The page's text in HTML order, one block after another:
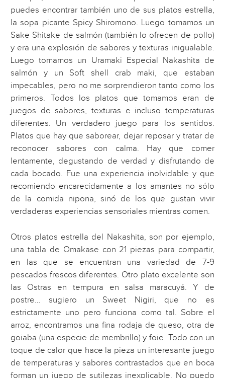
puedes encontrar también uno de sus platos estrella,
la sopa picante Spicy Shiromono. Luego tomamos un
Sake Shitake de salmón (también lo ofrecen de pollo)
y era una explosión de sabores y texturas inigualable.
Luego tomamos un Uramaki Especial Nakashita de
salmón y un Soft shell crab maki, que estaban
impecables, pero no me sorprendieron tanto como los
primeros. Todos los platos que tomamos eran de
juegos de sabores, texturas e incluso temperaturas
diferentes. Un verdadero juego para los sentidos.
Platos que hay que saborear, dejar reposar y tratar de
reconocer sabores con calma. Hay que comer
lentamente, degustando de verdad y disfrutando de
cada bocado. Fue una experiencia inolvidable y que
recomiendo encarecidamente a los amantes no sólo
de la comida nipona, sinó de los que gustan vivir
verdaderas experiencias sensoriales mientras comen.
Otros platos estrella del Nakashita, son por ejemplo,
una tabla de Omakase con 21 piezas para compartir,
en las que se encuentran una variedad de 7-9
pescados frescos diferentes. Otro plato excelente son
las Ostras en tempura en salsa maracuyá. Y de
postre… sugiero un Sweet Nigiri, que no es
estrictamente uno pero funciona como tal. Sobre el
arroz, encontramos una fina rodaja de queso, otra de
goiaba (una especie de membrillo) y foie. Todo con un
toque de calor que hace la pieza un interesante juego
de temperaturas y sabores contrastados que en boca
forman un juego de sutilezas inexplicable. No puedo